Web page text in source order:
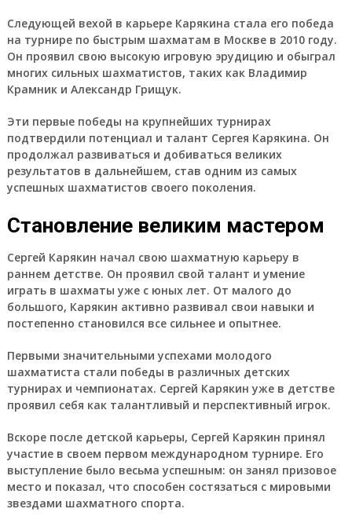
Следующей вехой в карьере Карякина стала его победа
на турнире по быстрым шахматам в Москве в 2010 году.
Он проявил свою высокую игровую эрудицию и обыграл
многих сильных шахматистов, таких как Владимир
Крамник и Александр Грищук.
Эти первые победы на крупнейших турнирах
подтвердили потенциал и талант Сергея Карякина. Он
продолжал развиваться и добиваться великих
результатов в дальнейшем, став одним из самых
успешных шахматистов своего поколения.
Становление великим мастером
Сергей Карякин начал свою шахматную карьеру в
раннем детстве. Он проявил свой талант и умение
играть в шахматы уже с юных лет. От малого до
большого, Карякин активно развивал свои навыки и
постепенно становился все сильнее и опытнее.
Первыми значительными успехами молодого
шахматиста стали победы в различных детских
турнирах и чемпионатах. Сергей Карякин уже в детстве
проявил себя как талантливый и перспективный игрок.
Вскоре после детской карьеры, Сергей Карякин принял
участие в своем первом международном турнире. Его
выступление было весьма успешным: он занял призовое
место и показал, что способен состязаться с мировыми
звездами шахматного спорта.